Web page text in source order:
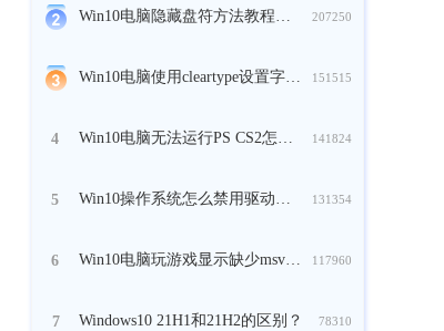
Win10电脑隐藏盘符方法教程分享 207250
Win10电脑使用cleartype设置字体方法教程 151515
4 Win10电脑无法运行PS CS2怎么解决？ 141824
5 Win10操作系统怎么禁用驱动的强制签名？ 131354
6 Win10电脑玩游戏显示缺少msvcp140.dll怎么办？ 117960
7 Windows10 21H1和21H2的区别？ 78310